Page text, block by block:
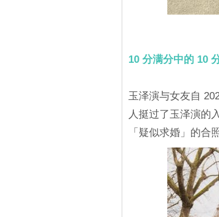
10 分满分中的 10
玉泽演与女友自
人挺过了玉泽演的
「疑似求婚」的合